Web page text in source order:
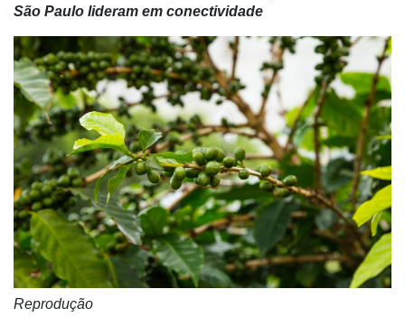
São Paulo lideram em conectividade
Reprodução